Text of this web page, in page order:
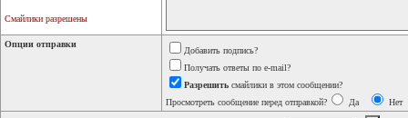
Смайлики разрешены
Опции отправки
Добавить подпись?
Получать ответы по e-mail?
Разрешить смайлики в этом сообщении?
Просмотреть сообщение перед отправкой?
Да Нет